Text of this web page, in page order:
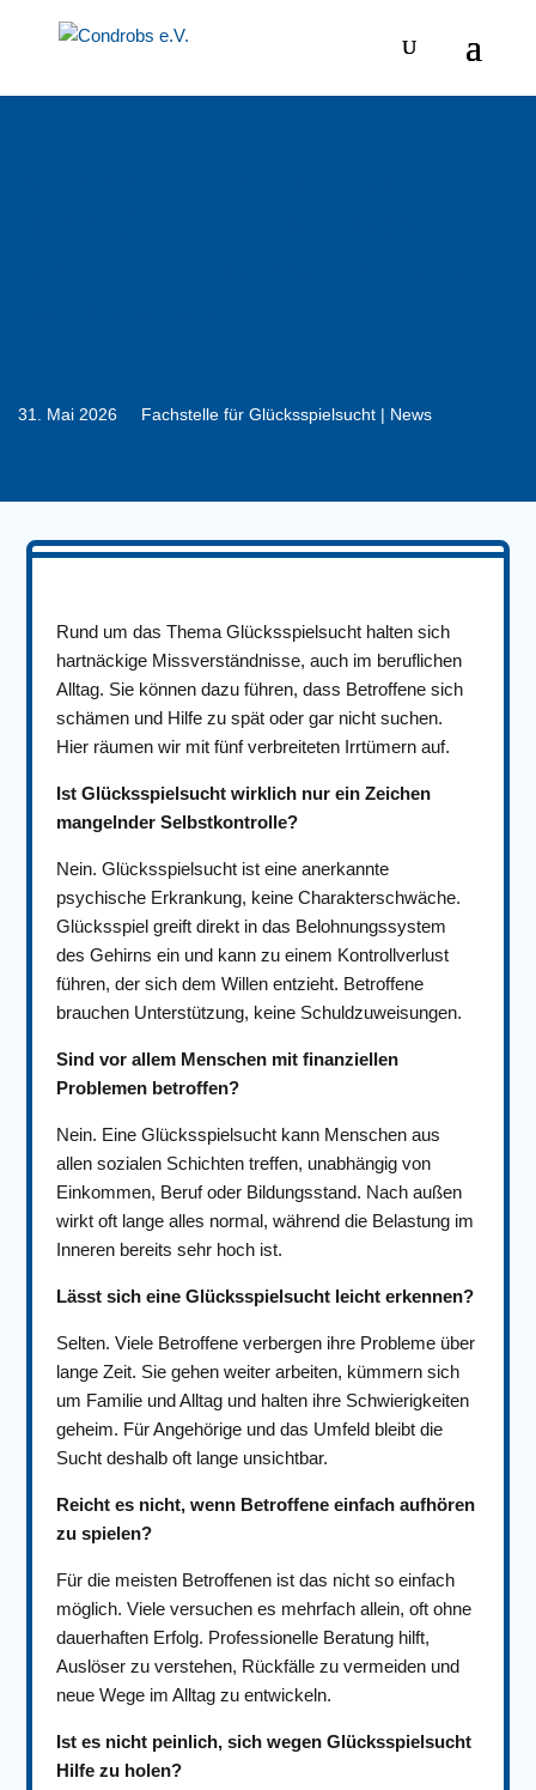
31. Mai 2026 Fachstelle für Glücksspielsucht | News
Rund um das Thema Glücksspielsucht halten sich
hartnäckige Missverständnisse, auch im beruflichen
Alltag. Sie können dazu führen, dass Betroffene sich
schämen und Hilfe zu spät oder gar nicht suchen.
Hier räumen wir mit fünf verbreiteten Irrtümern auf.
Ist Glücksspielsucht wirklich nur ein Zeichen
mangelnder Selbstkontrolle?
Nein. Glücksspielsucht ist eine anerkannte
psychische Erkrankung, keine Charakterschwäche.
Glücksspiel greift direkt in das Belohnungssystem
des Gehirns ein und kann zu einem Kontrollverlust
führen, der sich dem Willen entzieht. Betroffene
brauchen Unterstützung, keine Schuldzuweisungen.
Sind vor allem Menschen mit finanziellen
Problemen betroffen?
Nein. Eine Glücksspielsucht kann Menschen aus
allen sozialen Schichten treffen, unabhängig von
Einkommen, Beruf oder Bildungsstand. Nach außen
wirkt oft lange alles normal, während die Belastung im
Inneren bereits sehr hoch ist.
Lässt sich eine Glücksspielsucht leicht erkennen?
Selten. Viele Betroffene verbergen ihre Probleme über
lange Zeit. Sie gehen weiter arbeiten, kümmern sich
um Familie und Alltag und halten ihre Schwierigkeiten
geheim. Für Angehörige und das Umfeld bleibt die
Sucht deshalb oft lange unsichtbar.
Reicht es nicht, wenn Betroffene einfach aufhören
zu spielen?
Für die meisten Betroffenen ist das nicht so einfach
möglich. Viele versuchen es mehrfach allein, oft ohne
dauerhaften Erfolg. Professionelle Beratung hilft,
Auslöser zu verstehen, Rückfälle zu vermeiden und
neue Wege im Alltag zu entwickeln.
Ist es nicht peinlich, sich wegen Glücksspielsucht
Hilfe zu holen?